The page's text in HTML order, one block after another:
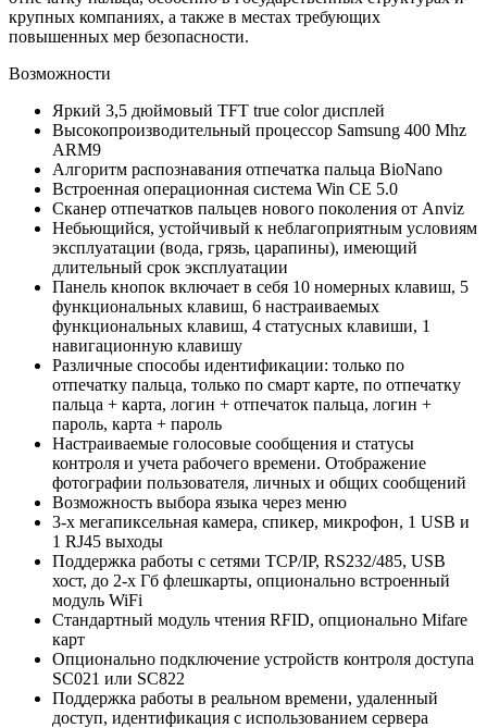
крупных компаниях, а также в местах требующих
повышенных мер безопасности.
Возможности
Яркий 3,5 дюймовый TFT true color дисплей
Высокопроизводительный процессор Samsung 400 Mhz
ARM9
Алгоритм распознавания отпечатка пальца BioNano
Встроенная операционная система Win CE 5.0
Сканер отпечатков пальцев нового поколения от Anviz
Небьющийся, устойчивый к неблагоприятным условиям
эксплуатации (вода, грязь, царапины), имеющий
длительный срок эксплуатации
Панель кнопок включает в себя 10 номерных клавиш, 5
функциональных клавиш, 6 настраиваемых
функциональных клавиш, 4 статусных клавиши, 1
навигационную клавишу
Различные способы идентификации: только по
отпечатку пальца, только по смарт карте, по отпечатку
пальца + карта, логин + отпечаток пальца, логин +
пароль, карта + пароль
Настраиваемые голосовые сообщения и статусы
контроля и учета рабочего времени. Отображение
фотографии пользователя, личных и общих сообщений
Возможность выбора языка через меню
3-х мегапиксельная камера, спикер, микрофон, 1 USB и
1 RJ45 выходы
Поддержка работы с сетями TCP/IP, RS232/485, USB
хост, до 2-х Гб флешкарты, опционально встроенный
модуль WiFi
Стандартный модуль чтения RFID, опционально Mifare
карт
Опционально подключение устройств контроля доступа
SC021 или SC822
Поддержка работы в реальном времени, удаленный
доступ, идентификация с использованием сервера